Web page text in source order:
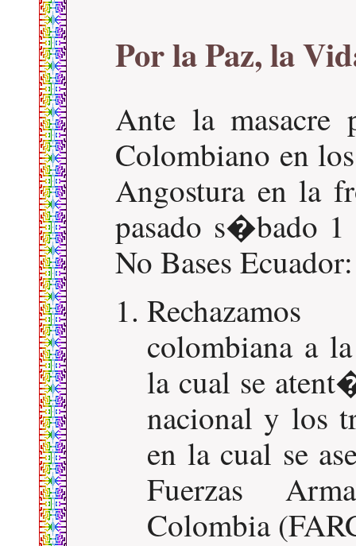
Por la Paz, la
Ante la masacre
Colombiano en
Angostura en la
pasado s�bado
No Bases Ecuador:
colombiana a
la cual se
nacional y los
en la cual se
Fuerzas
Colombia